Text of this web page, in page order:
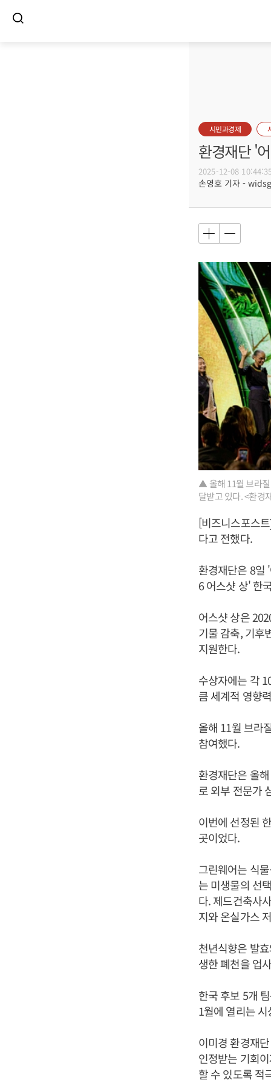
시민과경제
환경재단 '
2025-12-08
손영호 기자 -
▲ 올해 11월 브라질
달받고 있다. <환경
[비즈니스포스
다고 전했다.
환경재단은 8일
6 어스샷 상' 한
어스샷 상은
기물 감축, 기후
지원한다.
수상자에는 각
큼 세계적 영향
올해 11월 브라
참여했다.
환경재단은 올
로 외부 전문가
이번에 선정된
곳이었다.
그린웨어는 식
는 미생물의 선
다. 제드건축사
지와 온실가스
천년식향은 발
생한 폐천을 업
한국 후보 5개
1월에 열리는
이미경 환경재
인정받는 기회
할 수 있도록 적